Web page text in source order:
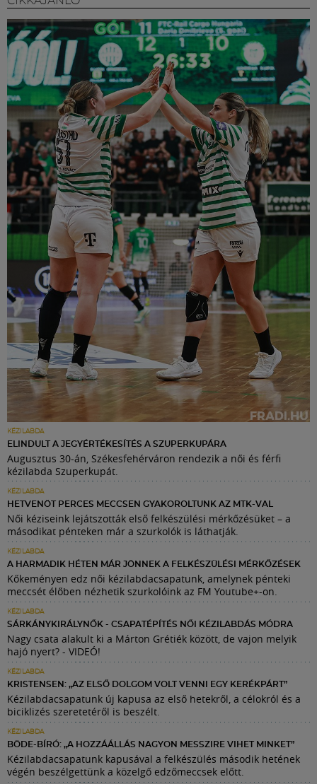
KÉZILABDA
ELINDULT A JEGYÉRTÉKESÍTÉS A SZUPERKUPÁRA
Augusztus 30-án, Székesfehérváron rendezik a női és férfi
kézilabda Szuperkupát.
KÉZILABDA
HETVENÖT PERCES MECCSEN GYAKOROLTUNK AZ MTK-VAL
Női kéziseink lejátszották első felkészülési mérkőzésüket – a
másodikat pénteken már a szurkolók is láthatják.
KÉZILABDA
A HARMADIK HÉTEN MÁR JÖNNEK A FELKÉSZÜLÉSI MÉRKŐZÉSEK
Kőkeményen edz női kézilabdacsapatunk, amelynek pénteki
meccsét élőben nézhetik szurkolóink az FM Youtube+-on.
KÉZILABDA
SÁRKÁNYKIRÁLYNŐK - CSAPATÉPÍTÉS NŐI KÉZILABDÁS MÓDRA
Nagy csata alakult ki a Márton Grétiék között, de vajon melyik
hajó nyert? - VIDEÓ!
KÉZILABDA
KRISTENSEN: „AZ ELSŐ DOLGOM VOLT VENNI EGY KERÉKPÁRT”
Kézilabdacsapatunk új kapusa az első hetekről, a célokról és a
biciklizés szeretetéről is beszélt.
KÉZILABDA
BÖDE-BÍRÓ: „A HOZZÁÁLLÁS NAGYON MESSZIRE VIHET MINKET”
Kézilabdacsapatunk kapusával a felkészülés második hetének
végén beszélgettünk a közelgő edzőmeccsek előtt.